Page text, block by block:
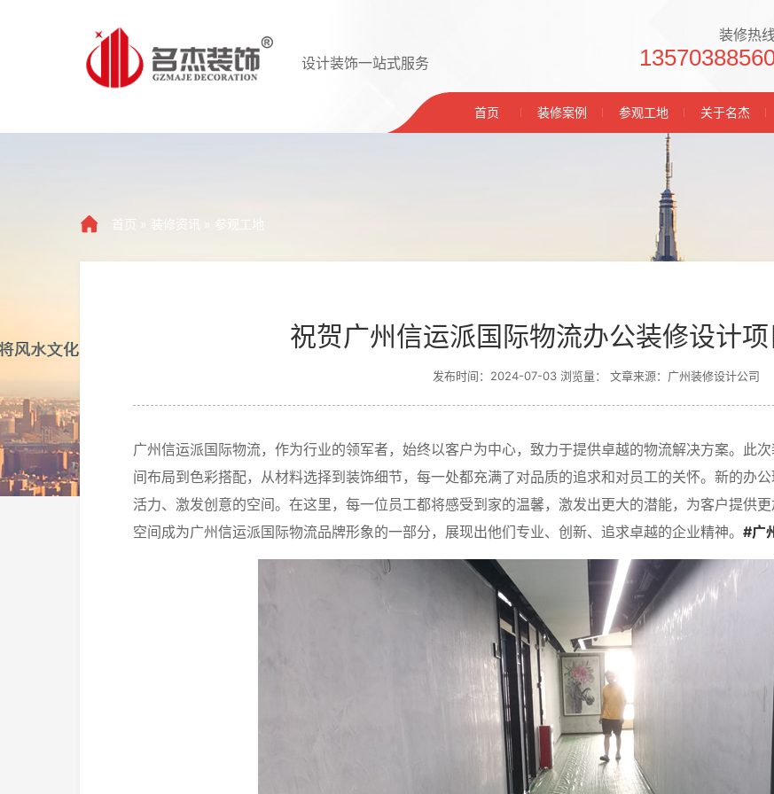
设计装饰一站式服务
装修热
首页 装修案例 参观工地 关于名杰
首页 » 装修资讯 » 参观工地
祝贺广州信运派国际物流办公装修设计
发布时间：2024-07-03 浏览量： 文章来源：广州装修设计公司
广州信运派国际物流，作为行业的领军者，始终以客户为中心，致力于提供卓越的物流解决方案。此
间布局到色彩搭配，从材料选择到装饰细节，每一处都充满了对品质的追求和对员工的关怀。新的办
活力、激发创意的空间。在这里，每一位员工都将感受到家的温馨，激发出更大的潜能，为客户提供
空间成为广州信运派国际物流品牌形象的一部分，展现出他们专业、创新、追求卓越的企业精神。 #广